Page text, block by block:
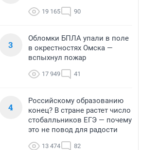
19 165 90
3
Обломки БПЛА упали в поле
в окрестностях Омска —
вспыхнул пожар
17 949 41
4
Российскому образованию
конец? В стране растет число
стобалльников ЕГЭ — почему
это не повод для радости
13 474 82